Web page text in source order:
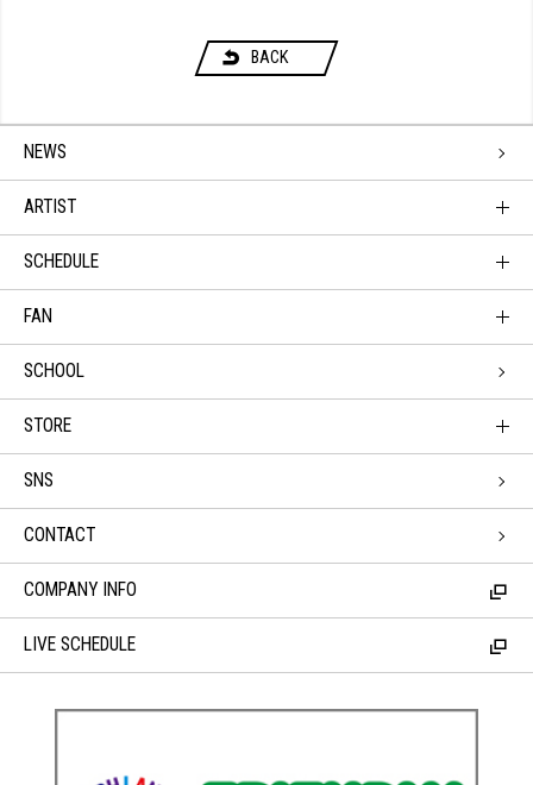
BACK
NEWS
ARTIST
SCHEDULE
FAN
SCHOOL
STORE
SNS
CONTACT
COMPANY INFO
LIVE SCHEDULE